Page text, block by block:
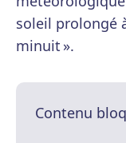
soleil prolongé
minuit ».
Contenu